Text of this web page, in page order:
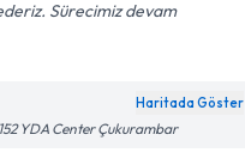
Sürecimiz devam
Haritada Göster
YDA Center Çukurambar